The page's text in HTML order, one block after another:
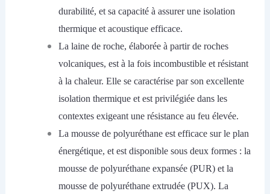
durabilité, et sa capacité à assurer une isolation
thermique et acoustique efficace.
La laine de roche, élaborée à partir de roches
volcaniques, est à la fois incombustible et résistant
à la chaleur. Elle se caractérise par son excellente
isolation thermique et est privilégiée dans les
contextes exigeant une résistance au feu élevée.
La mousse de polyuréthane est efficace sur le plan
énergétique, et est disponible sous deux formes : la
mousse de polyuréthane expansée (PUR) et la
mousse de polyuréthane extrudée (PUX). La